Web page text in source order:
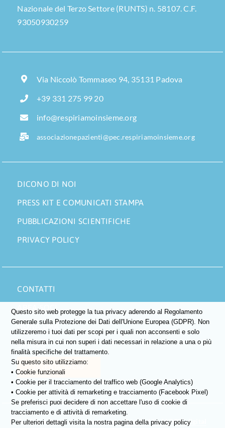
Nazionale del Terzo Settore (RUNTS) n. 58107. C.F.
93050930259
Via Niccolò Tommaseo 94, 35131 Padova
+39 331 275 99 20
info@respiriamoinsieme.org
associazionepazienti@pec.respiriamoinsieme.org
DICONO DI NOI
PRESS KIT E COMUNICATI STAMPA
PUBBLICAZIONI SCIENTIFICHE
PRIVACY POLICY
CONTATTI
AREA SOCI
DONA ORA
5×1000
©2026 • Tutti i diritti riservati •Boosted by MOOX.digital
Questo sito web protegge la tua privacy aderendo al Regolamento
Generale sulla Protezione dei Dati dell'Unione Europea (GDPR). Non
utilizzeremo i tuoi dati per scopi per i quali non acconsenti e solo
nella misura in cui non superi i dati necessari in relazione a una o più
finalità specifiche del trattamento.
Su questo sito utilizziamo:
• Cookie funzionali
• Cookie per il tracciamento del traffico web (Google Analytics)
• Cookie per attività di remarketing e tracciamento (Facebook Pixel)
Se preferisci puoi decidere di non accettare l'uso di cookie di
tracciamento e di attività di remarketing.
Per ulteriori dettagli visita la nostra pagina della privacy policy